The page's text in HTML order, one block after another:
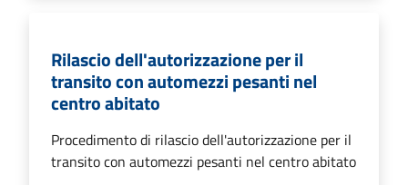
Rilascio dell'autorizzazione per il
transito con automezzi pesanti nel
centro abitato
Procedimento di rilascio dell'autorizzazione per il
transito con automezzi pesanti nel centro abitato